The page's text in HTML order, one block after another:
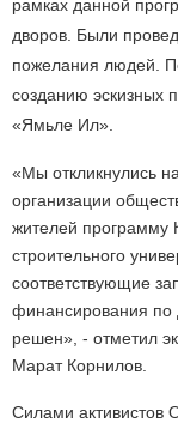
рамках данной
дворов. Были
пожелания людей.
созданию эскизных
«Ямьле Ил».
«Мы откликнулись
организации
жителей программу
строительного
соответствующие
финансирования по
решен», - отметил
Марат Корнилов.
Силами активистов